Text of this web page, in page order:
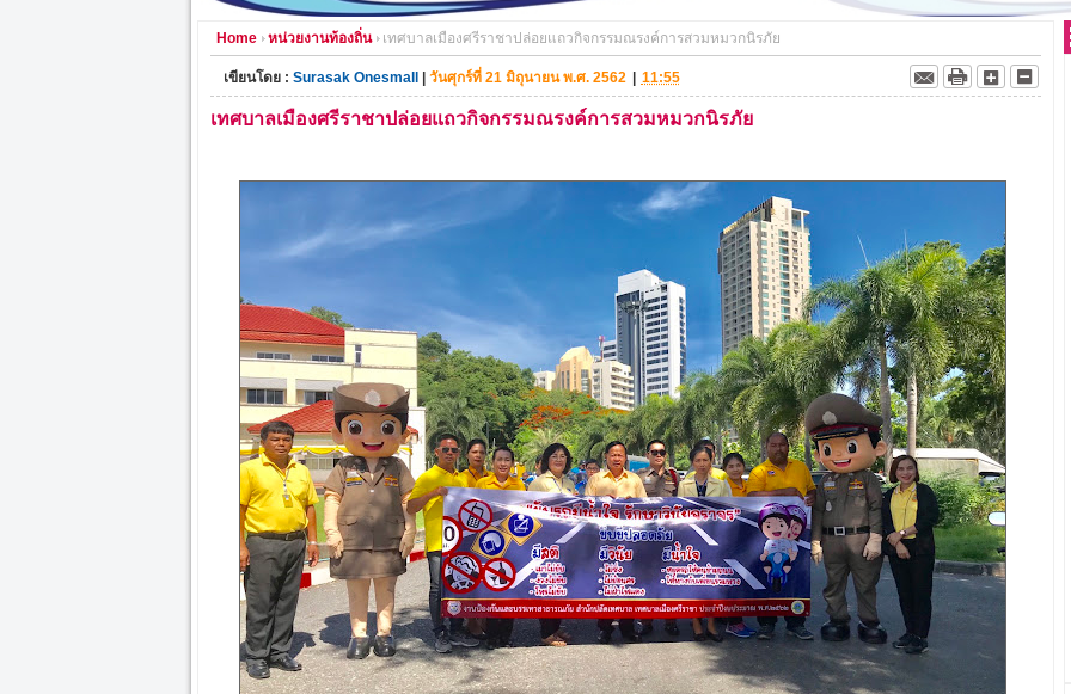
Home หน่วยงานท้องถิ่น เทศบาลเมืองศรีราชาปล่อยแถวกิจกรรมณรงค์การสวมหมวกนิรภัย
เขียนโดย : Surasak Onesmall วันศุกร์ที่ 21 มิถุนายน พ.ศ. 2562 11:55
เทศบาลเมืองศรีราชาปล่อยแถวกิจกรรมณรงค์การสวมหมวกนิรภัย